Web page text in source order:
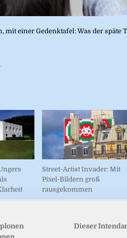
mit einer Gedenktafel: Was der späte
Street-Artist Invader: Mit
Pixel-Bildern groß
rausgekommen
Dieser